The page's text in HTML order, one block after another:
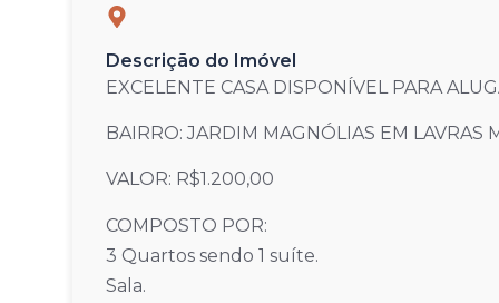
Descrição do Imóvel
EXCELENTE CASA DISPONÍVEL PARA
BAIRRO: JARDIM MAGNÓLIAS EM LAVRAS
VALOR: R$1.200,00
COMPOSTO POR:
3 Quartos sendo 1 suíte.
Sala.